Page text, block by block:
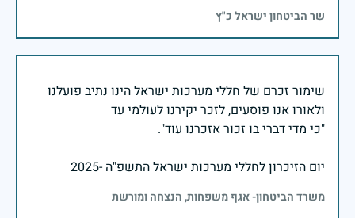
שר הביטחון ישראל כ"ץ
שימור זכרם של חללי מערכות ישראל הינו נתיב פועלנו
יום הזיכרון לחללי מערכות ישראל התשפ"ה -2025
משרד הביטחון- אגף משפחות, הנצחה ומורשת